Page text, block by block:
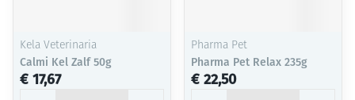
Kela Veterinaria
Calmi Kel Zalf 50g
€ 17,67
Pharma Pet
Pharma Pet Relax 235g
€ 22,50